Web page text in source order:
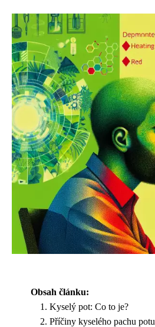
Obsah článku:
Kyselý pot: Co to je?
Příčiny kyselého pachu potu